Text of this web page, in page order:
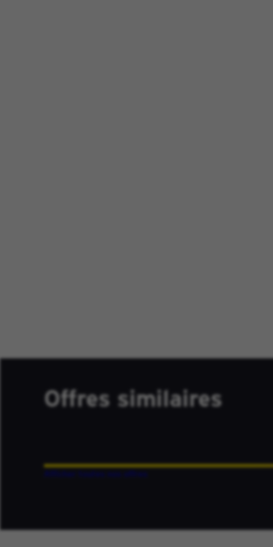
Offres similaires
Afficher toutes nos offres